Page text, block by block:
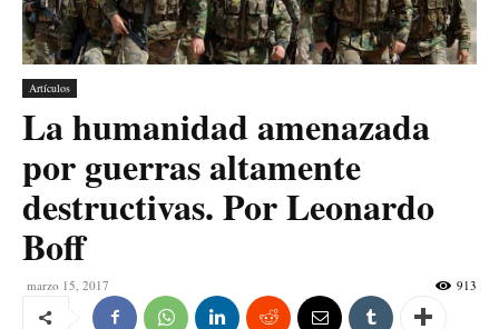
Artículos
La humanidad amenazada
por guerras altamente
destructivas. Por Leonardo
Boff
marzo 15, 2017 913